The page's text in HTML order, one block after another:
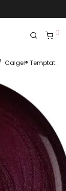
0
Calgel® Temptation CG799